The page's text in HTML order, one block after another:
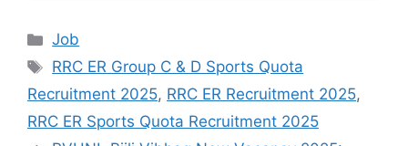
Categories
Job
Tags
RRC ER Group C & D Sports Quota
Recruitment 2025, RRC ER Recruitment 2025,
RRC ER Sports Quota Recruitment 2025